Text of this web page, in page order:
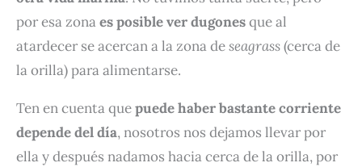
por esa zonaes posible ver dugonesque al
atardecer se acercan a la zona deseagrass(cerca de
la orilla) para alimentarse.
Ten en cuenta quepuede haber bastante corriente
depende del día, nosotros nos dejamos llevar por
ella y después nadamos hacia cerca de la orilla, por